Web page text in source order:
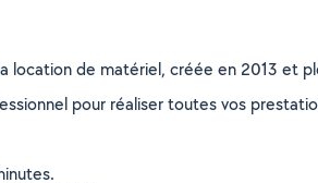
de matériel, créée en 2013 et
pour réaliser toutes vos